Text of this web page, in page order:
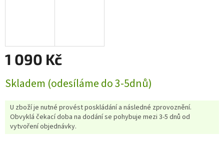
1 090 Kč
cena:
Skladem (odesíláme do 3-5dnů)
U zboží je nutné provést poskládání a následné zprovoznění.
Obvyklá čekací doba na dodání se pohybuje mezi 3-5 dnů od
vytvoření objednávky.